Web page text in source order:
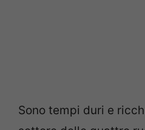
Sono tempi duri e